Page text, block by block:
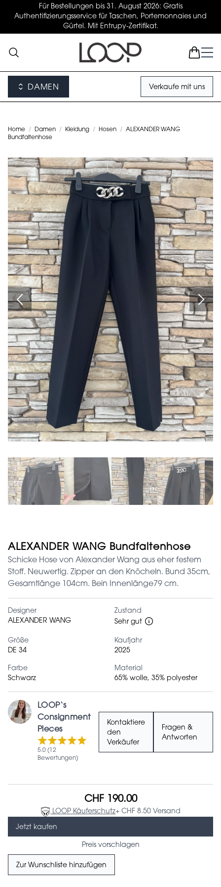
Für Bestellungen bis 31. August 2026: Gratis
Authentifizierungsservice für Taschen, Portemonnaies und
Gürtel. Mit Entrupy-Zertifikat.
DAMEN Verkaufe mit uns
Home / Damen / Kleidung / Hosen / ALEXANDER WANG
Bundfaltenhose
ALEXANDER WANG Bundfaltenhose
Schicke Hose von Alexander Wang aus eher festem
Stoff. Neuwertig. Zipper an den Knöcheln. Bund 35cm,
Gesamtlänge 104cm. Bein Innenlänge79 cm.
Designer
ALEXANDER WANG
Zustand
Sehr gut
Größe
DE 34
Kaufjahr
2025
Farbe
Schwarz
Material
65% wolle, 35% polyester
LOOP‘s
Consignment
Pieces
5.0 (12
Bewertungen)
Kontaktiere
den
Verkäufer
Fragen &
Antworten
CHF 190.00
LOOP Käuferschutz+ CHF 8.50 Versand
Jetzt kaufen
Preis vorschlagen
Zur Wunschliste hinzufügen